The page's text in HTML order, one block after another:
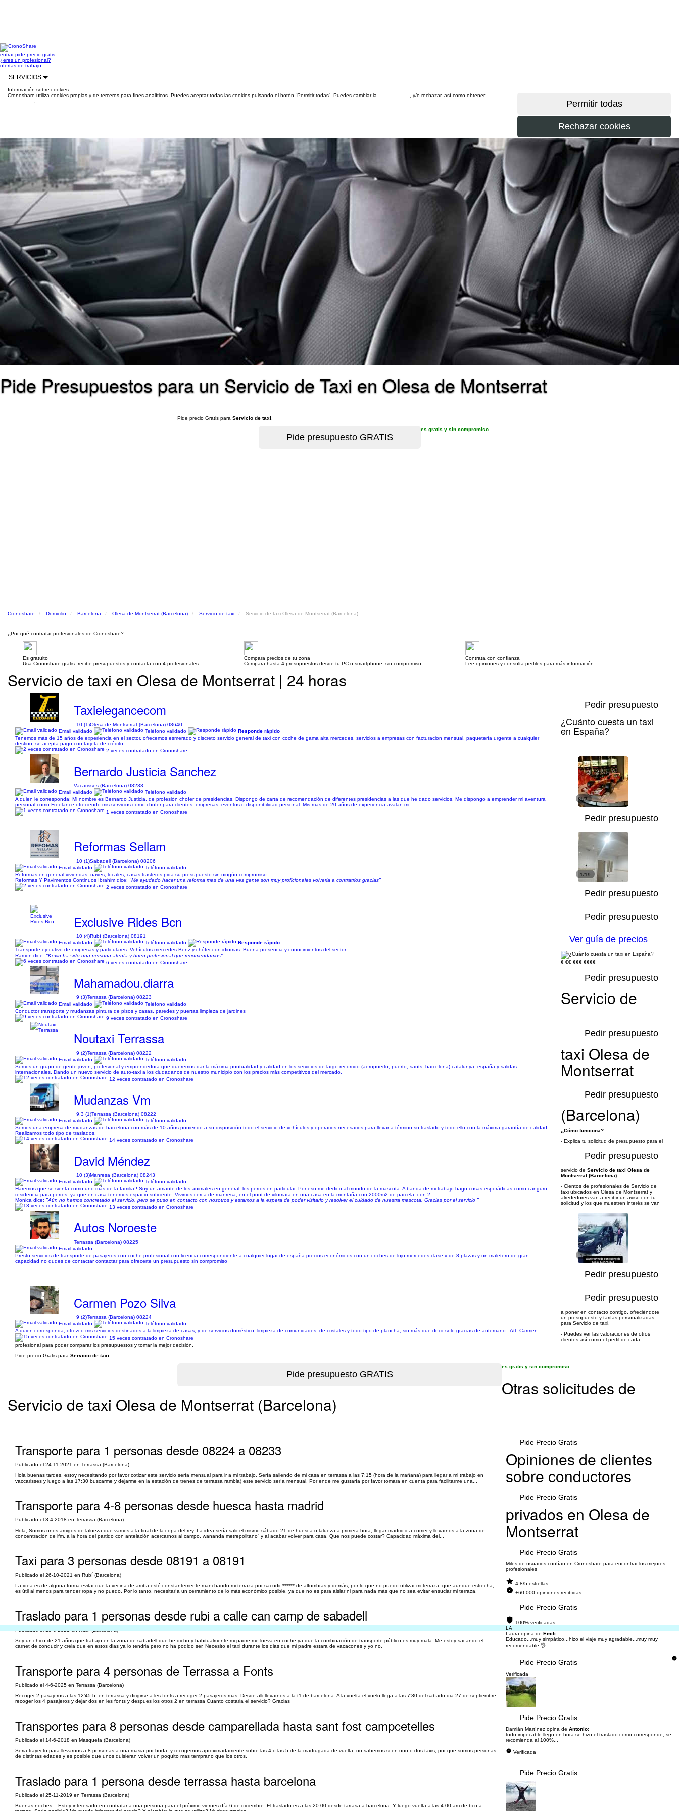
entrarpide precio gratis
¿eres un profesional?
ofertas de trabajo
SERVICIOS
Información sobre cookies
Cronoshare utiliza cookies propias y de terceros para fines analíticos. Puedes aceptar todas las cookies pulsando el botón “Permitir todas”. Puedes cambiar la
, y/o rechazar, así como obtener
Pide Presupuestos para un Servicio de Taxi en Olesa de Montserrat
Pide precio Gratis para Servicio de taxi
es gratis y sin compromiso
Cronoshare Domicilio Barcelona Olesa de Montserrat (Barcelona) Servicio de taxi Servicio de taxi Olesa de Montserrat (Barcelona)
¿Por qué contratar profesionales de Cronoshare?
Es gratuito
Usa Cronoshare gratis: recibe presupuestos y contacta con 4 profesionales.
Compara precios de tu zona
Compara hasta 4 presupuestos desde tu PC o smartphone, sin compromiso.
Contrata con confianza
Lee opiniones y consulta perfiles para más información.
Servicio de taxi en Olesa de Montserrat | 24 horas
Taxielegancecom
10 (1)Olesa de Montserrat (Barcelona) 08640
Email validado
Teléfono validado
Responde rápido
Tenemos más de 15 años de experiencia en el sector, ofrecemos esmerado y discreto servicio general de taxi con coche de gama alta mercedes, servicios a empresas con facturacion mensual, paquetería urgente a cualquier
destino, se acepta pago con tarjeta de crédito,
2 veces contratado en Cronoshare
Pedir presupuesto
Bernardo Justicia Sanchez
Vacarisses (Barcelona) 08233
Email validado
Teléfono validado
A quien le corresponda: Mi nombre es Bernardo Justicia, de profesión chofer de presidencias. Dispongo de carta de recomendación de diferentes presidencias a las que he dado servicios. Me dispongo a emprender mi aventura
personal como Freelance ofreciendo mis servicios como chofer para clientes, empresas, eventos o disponibilidad personal. Mis mas de 20 años de experiencia avalan mi...
1 veces contratado en Cronoshare
1/7
Pedir presupuesto
Reformas Sellam
10 (1)Sabadell (Barcelona) 08206
Email validado
Teléfono validado
Reformas en general viviendas, naves, locales, casas trasteros pida su presupuesto sin ningún compromiso
Reformas Y Pavimentos Continuos Ibrahim dice: "Me ayudado hacer una reforma mas de una ves gente son muy proficionales volveria a contratrlos gracias"
2 veces contratado en Cronoshare
1/19
Pedir presupuesto
Exclusive Rides Bcn
10 (4)Rubí (Barcelona) 08191
Email validado
Teléfono validado
Responde rápido
Transporte ejecutivo de empresas y particulares. Vehículos mercedes-Benz y chófer con idiomas. Buena presencia y conocimientos del sector.
Ramon dice: "Kevin ha sido una persona atenta y buen profesional que recomendamos"
6 veces contratado en Cronoshare
Pedir presupuesto
Mahamadou.diarra
9 (3)Terrassa (Barcelona) 08223
Email validado
Teléfono validado
Conductor transporte y mudanzas pintura de pisos y casas, paredes y puertas.limpieza de jardines
9 veces contratado en Cronoshare
Pedir presupuesto
Noutaxi Terrassa
9 (2)Terrassa (Barcelona) 08222
Email validado
Teléfono validado
Somos un grupo de gente joven, profesional y emprendedora que queremos dar la máxima puntualidad y calidad en los servicios de largo recorrido (aeropuerto, puerto, sants, barcelona) catalunya, españa y salidas
internacionales. Dando un nuevo servicio de auto-taxi a los ciudadanos de nuestro municipio con los precios más competitivos del mercado.
12 veces contratado en Cronoshare
Pedir presupuesto
Mudanzas Vm
9,3 (1)Terrassa (Barcelona) 08222
Email validado
Teléfono validado
Somos una empresa de mudanzas de barcelona con más de 10 años poniendo a su disposición todo el servicio de vehículos y operarios necesarios para llevar a término su traslado y todo ello con la máxima garantía de calidad.
Realizamos todo tipo de traslados.
14 veces contratado en Cronoshare
Pedir presupuesto
David Méndez
10 (3)Manresa (Barcelona) 08243
Email validado
Teléfono validado
Haremos que se sienta como uno más de la familia!! Soy un amante de los animales en general, los perros en particular. Por eso me dedico al mundo de la mascota. A banda de mi trabajo hago cosas esporádicas como canguro,
residencia para perros, ya que en casa tenemos espacio suficiente. Vivimos cerca de manresa, en el pont de vilomara en una casa en la montaña con 2000m2 de parcela, con 2...
Monica dice: "Aún no hemos concretado el servicio, pero se puso en contacto con nosotros y estamos a la espera de poder visitarlo y resolver el cuidado de nuestra mascota. Gracias por el servicio "
13 veces contratado en Cronoshare
Pedir presupuesto
Autos Noroeste
Terrassa (Barcelona) 08225
Email validado
Presto servicios de transporte de pasajeros con coche profesional con licencia correspondiente a cualquier lugar de españa precios económicos con un coches de lujo mercedes clase v de 8 plazas y un maletero de gran
capacidad no dudes de contactar contactar para ofrecerte un presupuesto sin compromiso
1/1
Pedir presupuesto
Carmen Pozo Silva
9 (2)Terrassa (Barcelona) 08224
Email validado
Teléfono validado
A quien corresponda, ofrezco mis servicios destinados a la limpieza de casas, y de servicios doméstico, limpieza de comunidades, de cristales y todo tipo de plancha, sin más que decir solo gracias de antemano . Att. Carmen.
15 veces contratado en Cronoshare
Pedir presupuesto
¿Cuánto cuesta un taxi
en España?
Ver guía de precios
€ €€ €€€ €€€€
Servicio de
taxi Olesa de
Montserrat
(Barcelona)
¿Cómo funciona?
- Explica tu solicitud de presupuesto para el
servicio de Servicio de taxi Olesa de
Montserrat (Barcelona)
- Cientos de profesionales de Servicio de
taxi ubicados en Olesa de Montserrat y
alrededores van a recibir un aviso con tu
solicitud y los que muestren interés se van
a poner en contacto contigo, ofreciéndote
un presupuesto y tarifas personalizadas
para Servicio de taxi.
- Puedes ver las valoraciones de otros
clientes así como el perfil de cada
profesional para poder comparar los presupuestos y tomar la mejor decisión.
Pide precio Gratis para Servicio de taxi
es gratis y sin compromiso
Otras solicitudes de
Servicio de taxi Olesa de Montserrat (Barcelona)
Transporte para 1 personas desde 08224 a 08233
Publicado el 24-11-2021 en Terrassa (Barcelona)
Hola buenas tardes, estoy necesitando por favor cotizar este servicio sería mensual para ir a mi trabajo. Sería saliendo de mi casa en terrassa a las 7:15 (hora de la mañana) para llegar a mi trabajo en
vaccarisses y luego a las 17:30 buscarme y dejarme en la estación de trenes de terrassa rambla) este servicio sería mensual. Por ende me gustaría por favor tomara en cuenta para facilitarme una...
Pide Precio Gratis
Transporte para 4-8 personas desde huesca hasta madrid
Publicado el 3-4-2018 en Terrassa (Barcelona)
Hola, Somos unos amigos de lalueza que vamos a la final de la copa del rey. La idea sería salir el mismo sábado 21 de huesca o lalueza a primera hora, llegar madrid ir a comer y llevarnos a la zona de
concentración de ifm, a la hora del partido con antelación acercarnos al campo, wananda metrepolitano” y al acabar volver para casa. Que nos puede costar? Capacidad máxima del...
Pide Precio Gratis
Taxi para 3 personas desde 08191 a 08191
Publicado el 26-10-2021 en Rubí (Barcelona)
La idea es de alguna forma evitar que la vecina de arriba esté constantemente manchando mi terraza por sacudir ****** de alfombras y demás, por lo que no puedo utilizar mi terraza, que aunque estrecha,
es útil al menos para tender ropa y no puedo. Por lo tanto, necesitaría un cerramiento de lo más económico posible, ya que no es para aislar ni para nada más que no sea evitar ensuciar mi terraza.
Pide Precio Gratis
Traslado para 1 personas desde rubi a calle can camp de sabadell
Publicado el 18-6-2021 en Rubí (Barcelona)
Soy un chico de 21 años que trabajo en la zona de sabadell que he dicho y habitualmente mi padre me loeva en coche ya que la combinación de transporte público es muy mala. Me estoy sacando el
carnet de conducir y creia que en estos dias ya lo tendria pero no ha podido ser. Necesito el taxi durante los dias que mi padre estara de vacacones y yo no.
Pide Precio Gratis
Transporte para 4 personas de Terrassa a Fonts
Publicado el 4-6-2025 en Terrassa (Barcelona)
Recoger 2 pasajeros a las 12’45 h, en terrassa y dirigirse a les fonts a recoger 2 pasajeros mas. Desde alli llevarnos a la t1 de barcelona. A la vuelta el vuelo llega a las 7’30 del sabado dia 27 de septiembre,
recoger los 4 pasajeros y dejar dos en les fonts y despues los otros 2 en terrassa Cuanto costaria el servicio? Gracias
Pide Precio Gratis
Transportes para 8 personas desde camparellada hasta sant fost campcetelles
Publicado el 14-6-2018 en Masquefa (Barcelona)
Seria trayecto para llevarnos a 8 personas a una masia por boda, y recogernos aproximadamente sobre las 4 o las 5 de la madrugada de vuelta, no sabemos si en uno o dos taxis, por que somos personas
de distintas edades y es posible que unos quisieran volver un poquito mas temprano que los otros.
Pide Precio Gratis
Traslado para 1 persona desde terrassa hasta barcelona
Publicado el 25-11-2019 en Terrassa (Barcelona)
Buenas noches... Estoy interesado en contratar a una persona para el próximo viernes día 6 de diciembre. El traslado es a las 20:00 desde tarrasa a barcelona. Y luego vuelta a las 4:00 am de bcn a
Pide Precio Gratis
Opiniones de clientes
sobre conductores
privados en Olesa de
Montserrat
Miles de usuarios confían en Cronoshare para encontrar los mejores
profesionales
4.8/5 estrellas
+60.000 opiniones recibidas
100% verificadas
LA
Laura opina de Emili:
Educado...muy simpático...hizo el viaje muy agradable...muy muy
recomendable 👌
Verificada
Damián Martínez opina de Antonio:
todo impecable llego en hora se hizo el traslado como corresponde, se
recomienda al 100%...
Verificada